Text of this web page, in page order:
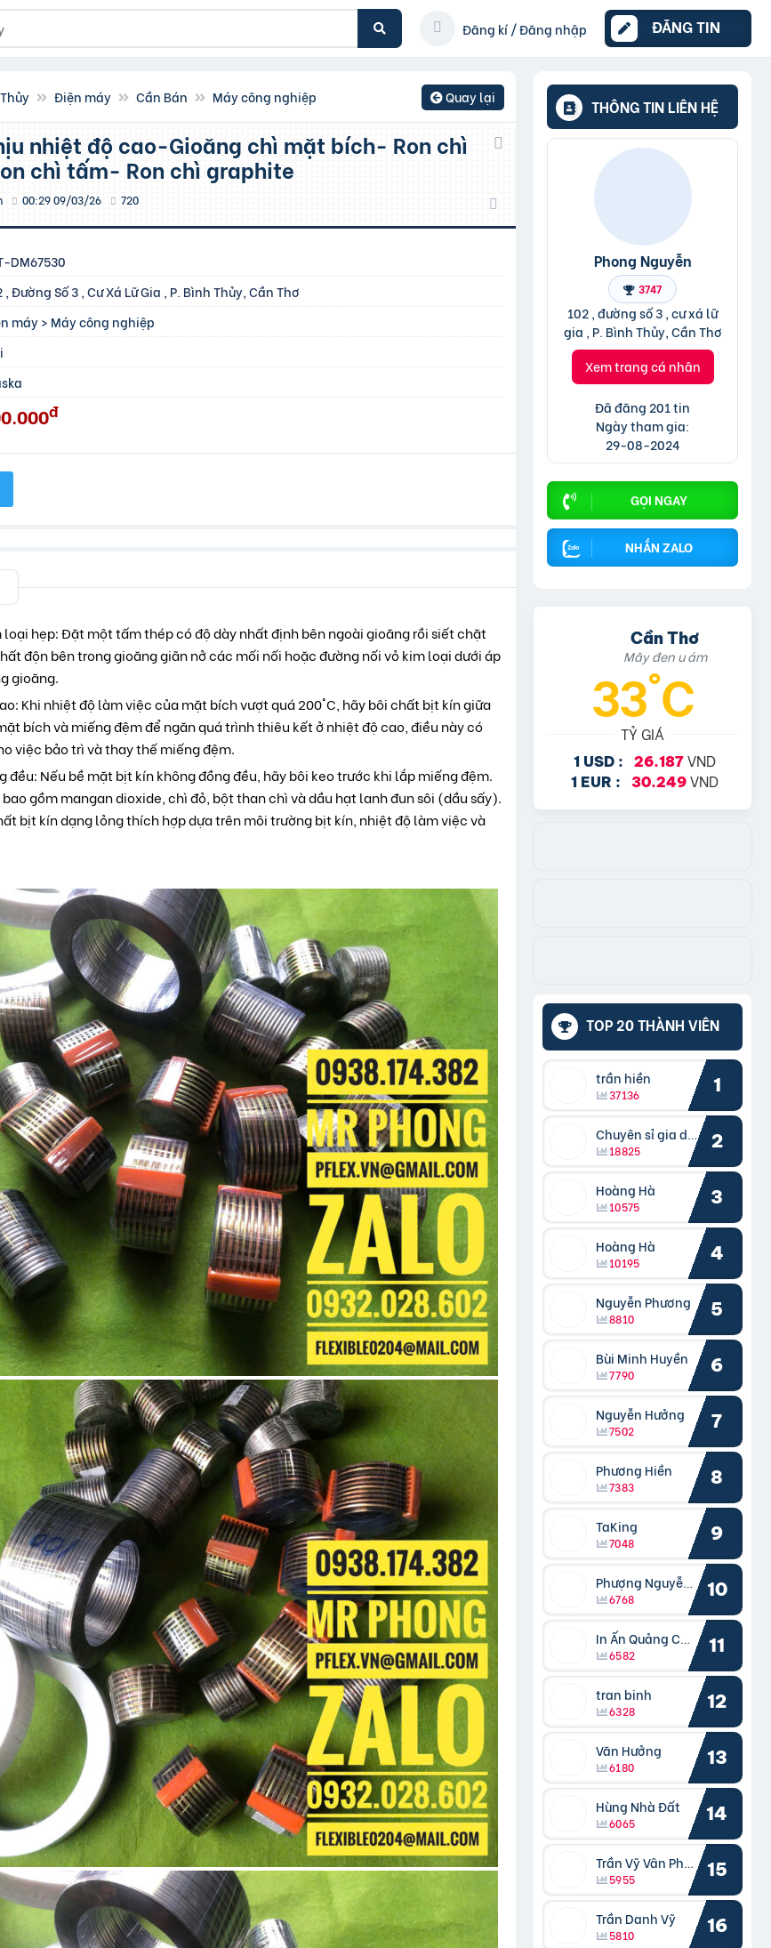
Đăng kí / Đăng nhập ĐĂNG TIN
Điện máy Cần Bán Máy công nghiệp Quay lại
chì tấm- Ron chì graphite
00:29 09/03/26 720
DM67530
, Đường Số 3 , Cư Xá Lữ Gia , P. Bình Thủy, Cần Thơ
máy> Máy công nghiệp
đ
loại hẹp: Đặt một tấm thép có độ dày nhất định bên ngoài gioăng rồi siết chặt
độn bên trong gioăng giãn nở các mối nối hoặc đường nối vỏ kim loại dưới áp
gioăng.
Khi nhiệt độ làm việc của mặt bích vượt quá 200°C, hãy bôi chất bịt kín giữa
bích và miếng đệm để ngăn quá trình thiêu kết ở nhiệt độ cao, điều này có
việc bảo trì và thay thế miếng đệm.
đều: Nếu bề mặt bịt kín không đồng đều, hãy bôi keo trước khi lắp miếng đệm.
gồm mangan dioxide, chì đỏ, bột than chì và dầu hạt lanh đun sôi (dầu sấy).
bịt kín dạng lỏng thích hợp dựa trên môi trường bịt kín, nhiệt độ làm việc và
THÔNG TIN LIÊN HỆ
Phong Nguyễn
3747
102 , đường số 3 , cư xá lữ
gia , P. Bình Thủy, Cần Thơ
Xem trang cá nhân
Đã đăng 201 tin
Ngày tham gia:
29-08-2024
GỌI NGAY
NHẮN ZALO
Cần Thơ
Mây đen u ám
33°C
TỶ GIÁ
1 USD : 26.187VND
1 EUR : 30.249VND
TOP 20 THÀNH VIÊN
trần hiền
37136 1
Chuyên sỉ gia dụng
18825 2
Hoàng Hà
10575 3
Hoàng Hà
10195 4
Nguyễn Phương
8810 5
Bùi Minh Huyền
7790 6
Nguyễn Hưởng
7502 7
Phương Hiền
7383 8
TaKing
7048 9
Phượng Nguyễn Phượng
6768 10
In Ấn Quảng Cáo Cần Thơ
6582 11
tran binh
6328 12
Văn Hưởng
6180 13
Hùng Nhà Đất
6065 14
Trần Vỹ Vân Phong
5955 15
Trần Danh Vỹ
5810 16